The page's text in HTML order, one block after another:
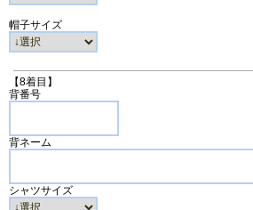
帽子サイズ
【8着目】
背番号
背ネーム
シャツサイズ